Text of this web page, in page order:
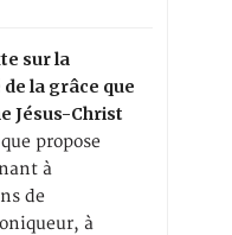
sur la
la grâce que
Jésus-Christ
propose
à
de
à